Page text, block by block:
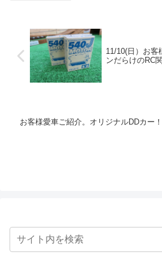
11/10(日）お客
ンだらけのRC
お客様愛車ご紹介。オリジナルDDカー！